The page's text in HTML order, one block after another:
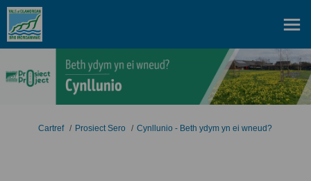
Rydych yma:
Cartref Prosiect Sero Cynllunio - Beth ydym yn ei wneud?